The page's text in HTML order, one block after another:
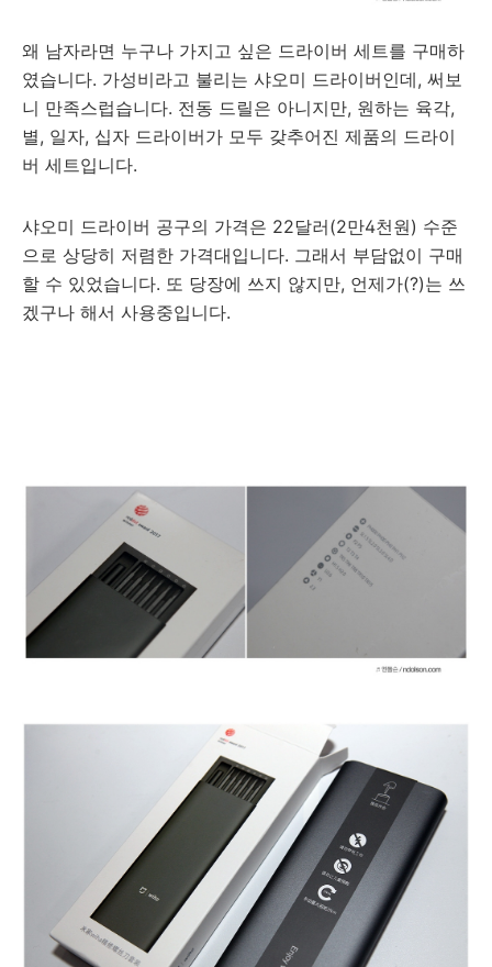
왜 남자라면 누구나 가지고 싶은 드라이버 세트를 구매하
였습니다. 가성비라고 불리는 샤오미 드라이버인데, 써보
니 만족스럽습니다. 전동 드릴은 아니지만, 원하는 육각,
별, 일자, 십자 드라이버가 모두 갖추어진 제품의 드라이
버 세트입니다.
샤오미 드라이버 공구의 가격은 22달러(2만4천원) 수준
으로 상당히 저렴한 가격대입니다. 그래서 부담없이 구매
할 수 있었습니다. 또 당장에 쓰지 않지만, 언제가(?)는 쓰
겠구나 해서 사용중입니다.